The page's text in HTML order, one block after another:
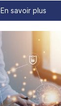
En savoir plus